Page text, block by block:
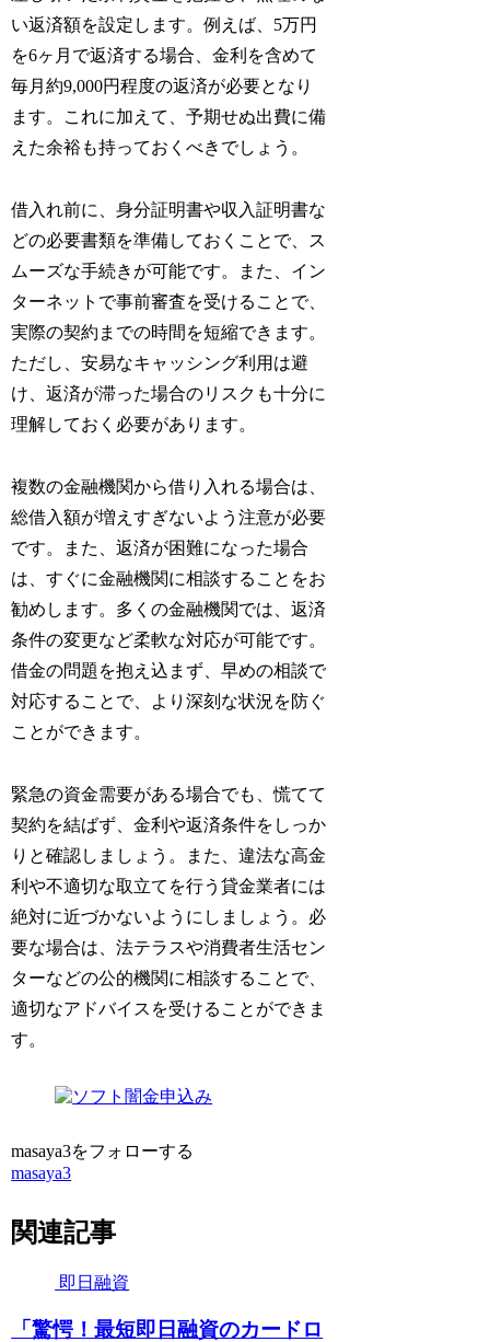
い返済額を設定します。例えば、5万円
を6ヶ月で返済する場合、金利を含めて
毎月約9,000円程度の返済が必要となり
ます。これに加えて、予期せぬ出費に備
えた余裕も持っておくべきでしょう。
借入れ前に、身分証明書や収入証明書な
どの必要書類を準備しておくことで、ス
ムーズな手続きが可能です。また、イン
ターネットで事前審査を受けることで、
実際の契約までの時間を短縮できます。
ただし、安易なキャッシング利用は避
け、返済が滞った場合のリスクも十分に
理解しておく必要があります。
複数の金融機関から借り入れる場合は、
総借入額が増えすぎないよう注意が必要
です。また、返済が困難になった場合
は、すぐに金融機関に相談することをお
勧めします。多くの金融機関では、返済
条件の変更など柔軟な対応が可能です。
借金の問題を抱え込まず、早めの相談で
対応することで、より深刻な状況を防ぐ
ことができます。
緊急の資金需要がある場合でも、慌てて
契約を結ばず、金利や返済条件をしっか
りと確認しましょう。また、違法な高金
利や不適切な取立てを行う貸金業者には
絶対に近づかないようにしましょう。必
要な場合は、法テラスや消費者生活セン
ターなどの公的機関に相談することで、
適切なアドバイスを受けることができま
す。
masaya3をフォローする
masaya3
関連記事
即日融資
「驚愕！最短即日融資のカードロ